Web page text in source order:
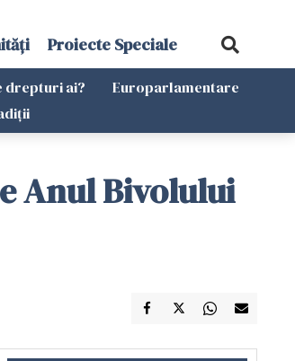
Proiecte Speciale
drepturi ai?
Europarlamentare
Anul Bivolului